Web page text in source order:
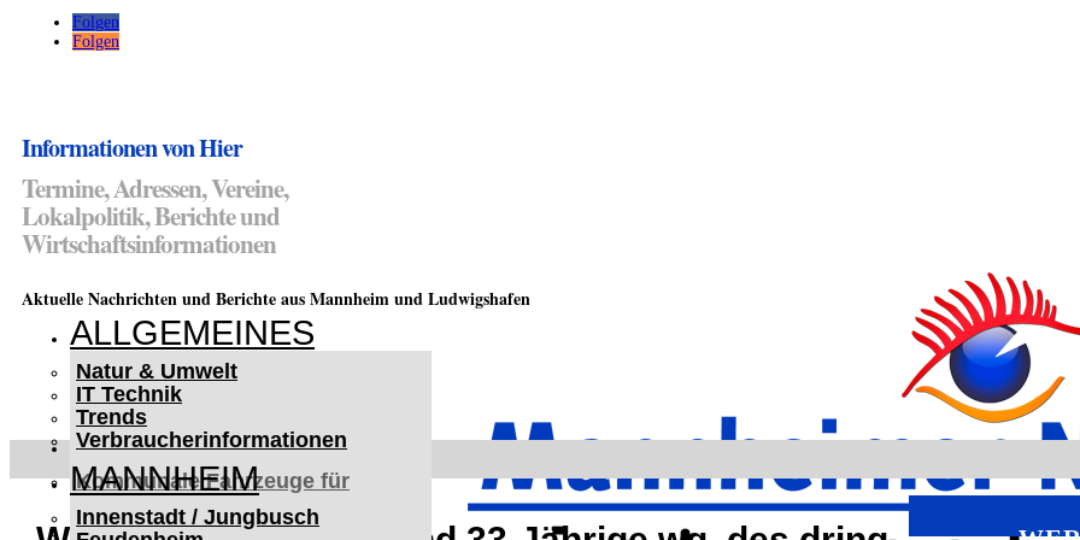
Folgen
Folgen
Informationen von Hier
Termine, Adressen, Vereine,
Lokalpolitik, Berichte und
Wirtschaftsinformationen
Aktuelle Nachrichten und Berichte aus Mannheim und Ludwigshafen
ALLGEMEINES
Natur & Umwelt
IT Technik
Trends
Verbraucherinformationen
MANNHEIM
Innenstadt / Jungbusch
< UKRAINE >
Kommunale Fahrzeuge für
Czernowitz
Nutzfahrzeuge für Czernowitz